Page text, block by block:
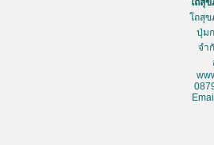
โถสุ
โถสุ
ปุ่ม
จำ